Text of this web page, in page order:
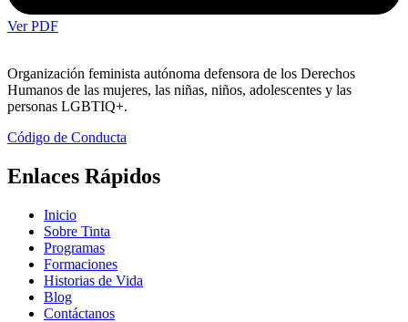
Ver PDF
Organización feminista autónoma defensora de los Derechos
Humanos de las mujeres, las niñas, niños, adolescentes y las
personas LGBTIQ+.
Código de Conducta
Enlaces Rápidos
Inicio
Sobre Tinta
Programas
Formaciones
Historias de Vida
Blog
Contáctanos